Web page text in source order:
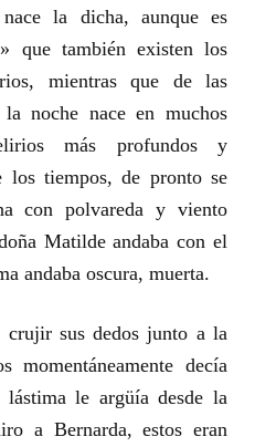
la dicha, aunque es
que también existen los
mientras que de las
noche nace en muchos
más profundos y
los tiempos, de pronto se
con polvareda y viento
Matilde andaba con el
andaba oscura, muerta.
sus dedos junto a la
momentáneamente decía
le argüía desde la
a Bernarda, estos eran